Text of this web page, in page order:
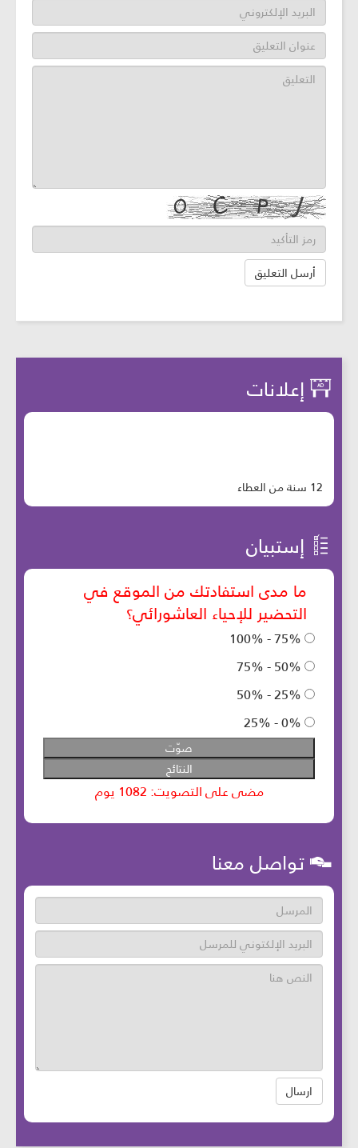
إعلانات
12 سنة من العطاء
إستبيان
تواصل معنا
ارسال